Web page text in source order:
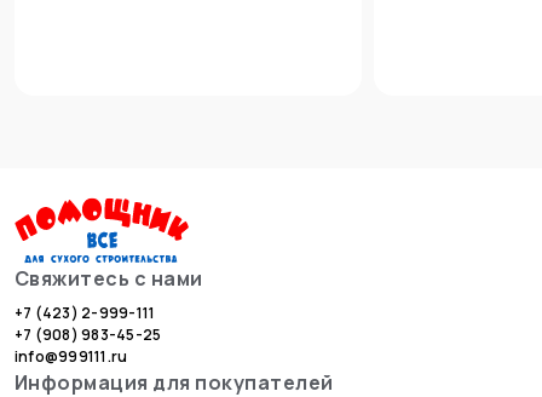
Свяжитесь с нами
+7 (423) 2-999-111
+7 (908) 983-45-25
info@999111.ru
Информация для покупателей